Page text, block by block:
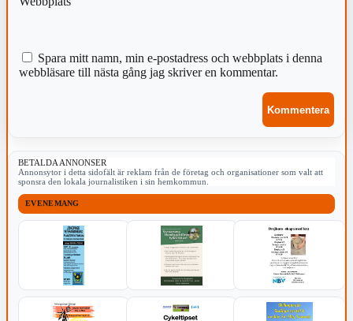
Spara mitt namn, min e-postadress och webbplats i denna
webbläsare till nästa gång jag skriver en kommentar.
BETALDA ANNONSER
Annonsytor i detta sidofält är reklam från de företag och organisationer som valt att
sponsra den lokala journalistiken i sin hemkommun.
EVENEMANG